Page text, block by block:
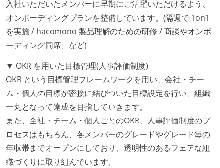
1ヶ月以下の短い期間でのイテレーション開発を実践
している
デイリーでスタンドアップミーティング、またはそれ
に準じるチーム内の打ち合わせを行っている
イテレーションの最後などに、定期的にチームでふり
かえりミーティングを行っている
継続的なデプロイ（デリバリー）を行っている
ワークフローの整備
全てのコードをバージョン管理ツールで管理している
各メンバーが実装したコードのマージは Pull Request
ベースで行われる
入社いただいたメンバーに早期にご活躍いただけるよう、
オンボーディングプランを整備しています。(隔週で 1on1
を実施 / hacomono 製品理解のための研修 / 商談やオンボ
ーディング同席、など)
▼ OKR を用いた目標管理(人事評価制度)
OKR という目標管理フレームワークを用い、会社・チー
ム・個人の目標が密接に結びついた目標設定を行い、組織
一丸となって達成を目指していきます。
また、全社・チーム・個人ごとのOKR、人事評価制度のプ
ロセスはもちろん、各メンバーのグレードやグレード毎の
年収帯までオープンにしており、透明性のあるフェアな組
織づくりに取り組んでいます。